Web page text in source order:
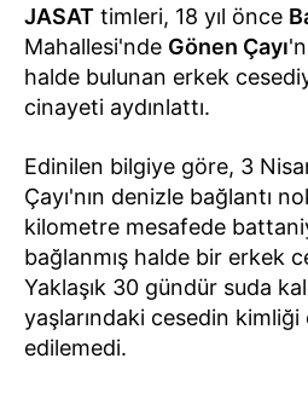
JASAT timleri, 18 yıl önce
Mahallesi'nde Gönen Çayı
halde bulunan erkek
cinayeti aydınlattı.
Edinilen bilgiye göre, 3
Çayı'nın denizle bağlantı
kilometre mesafede
bağlanmış halde bir erkek
Yaklaşık 30 gündür suda
yaşlarındaki cesedin
edilemedi.